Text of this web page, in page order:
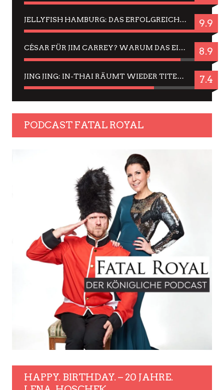
JELLYFISH HAMBURG: DAS ERFOLGREICHE SOMMER-MENÜ 2025 IN GEFÜHLEN UND BILDERN 9.9
CÉSAR FÜR JIM CARREY? WARUM DAS EINER DER NERVIGSTEN ACTORS IST UND BLEIBT 8.9
JING JING: IN-THAI RÄUMT WIEDER TITEL AB – EIN ZWEI-STUNDEN-ERLEBNISBERICHT 7.4
PODCAST FATAL ROYAL
HAPPY. BIRTHDAY. – 20 JAHRE.